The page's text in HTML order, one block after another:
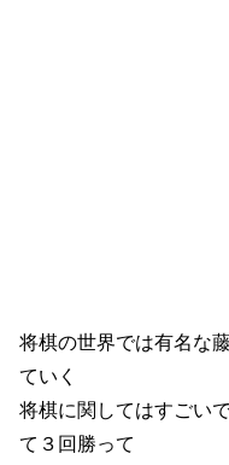
将棋の世界では有名な
ていく
将棋に関してはすごい
て３回勝って